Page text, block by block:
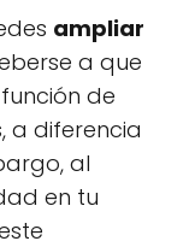
ampliar
a que
de
a diferencia
al
en tu